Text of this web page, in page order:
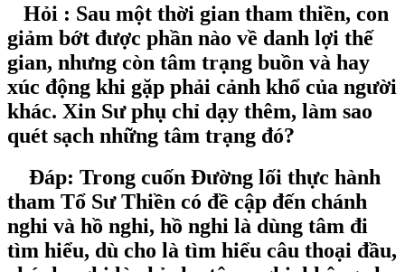
Hỏi : Sau một thời gian tham thiền, con
giảm bớt được phần nào về danh lợi thế
gian, nhưng còn tâm trạng buồn và hay
xúc động khi gặp phải cảnh khổ của người
khác. Xin Sư phụ chỉ dạy thêm, làm sao
quét sạch những tâm trạng đó?
Đáp: Trong cuốn Đường lối thực hành
tham Tổ Sư Thiền có đề cập đến chánh
nghi và hồ nghi, hồ nghi là dùng tâm đi
tìm hiểu, dù cho là tìm hiểu câu thoại đầu,